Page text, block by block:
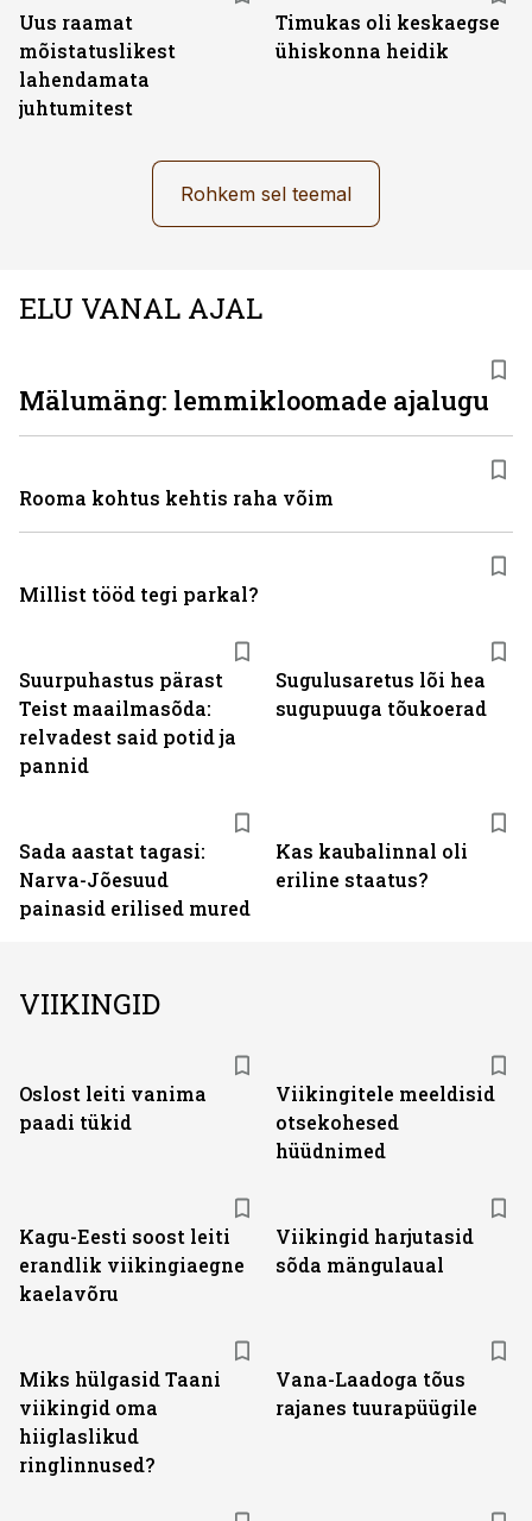
Uus raamat
mõistatuslikest
lahendamata
juhtumitest
Timukas oli keskaegse
ühiskonna heidik
Rohkem sel teemal
ELU VANAL AJAL
Suurpuhastus pärast
Teist maailmasõda:
relvadest said potid ja
pannid
Sugulusaretus lõi hea
sugupuuga tõukoerad
Sada aastat tagasi:
Narva-Jõesuud
painasid erilised mured
Kas kaubalinnal oli
eriline staatus?
Mälumäng: lemmikloomade ajalugu
Rooma kohtus kehtis raha võim
Millist tööd tegi parkal?
VIIKINGID
Oslost leiti vanima
paadi tükid
Viikingitele meeldisid
otsekohesed
hüüdnimed
Kagu-Eesti soost leiti
erandlik viikingiaegne
kaelavõru
Viikingid harjutasid
sõda mängulaual
Miks hülgasid Taani
viikingid oma
hiiglaslikud
ringlinnused?
Vana-Laadoga tõus
rajanes tuurapüügile